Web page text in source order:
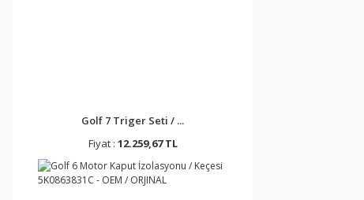
Golf 7 Triger Seti / ...
Fiyat : 12.259,67 TL